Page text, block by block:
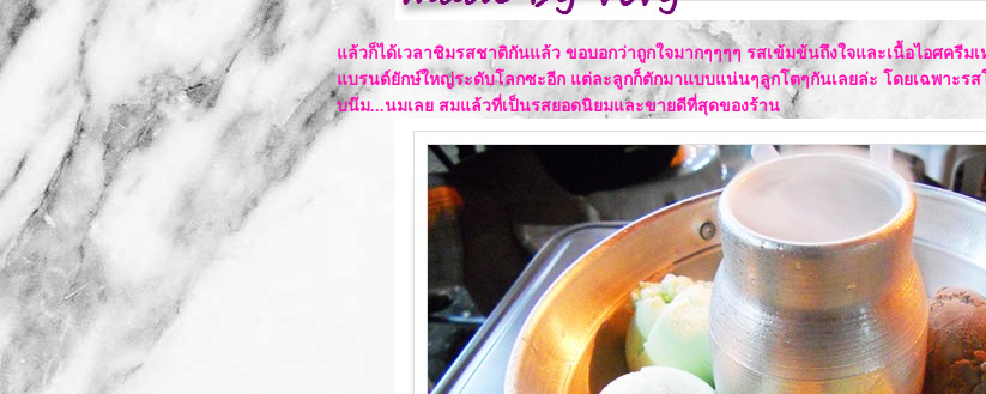
ล้วก็ได้เวลาชิมรสชาติกันแล้ว ขอบอกว่าถูกใจมากๆๆๆๆ รสเข้มข้นถึงใจและเนื้อไอศครีม
บรนด์ยักษ์ใหญ่ระดับโลกซะอีก แต่ละลูกก็ตักมาแบบแน่นๆลูกโตๆกันเลยล่ะ โดยเฉพาะร
บน๊ม...นมเลย สมแล้วที่เป็นรสยอดนิยมและขายดีที่สุดของร้าน